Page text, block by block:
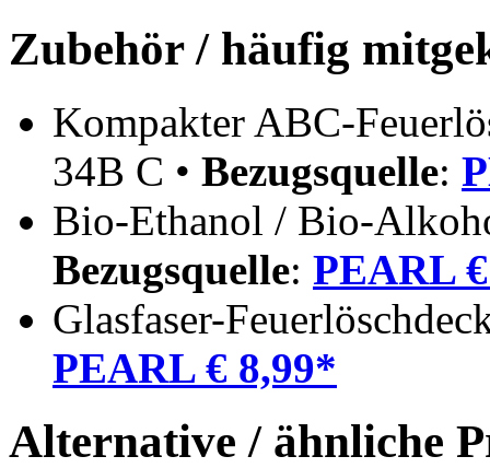
Zubehör / häufig
Kompakter ABC-
34B C • Bezugsquelle:
Bio-Ethanol / Bio-
Bezugsquelle: PEARL
Glasfaser-
PEARL € 8,99*
Alternative / ähnliche